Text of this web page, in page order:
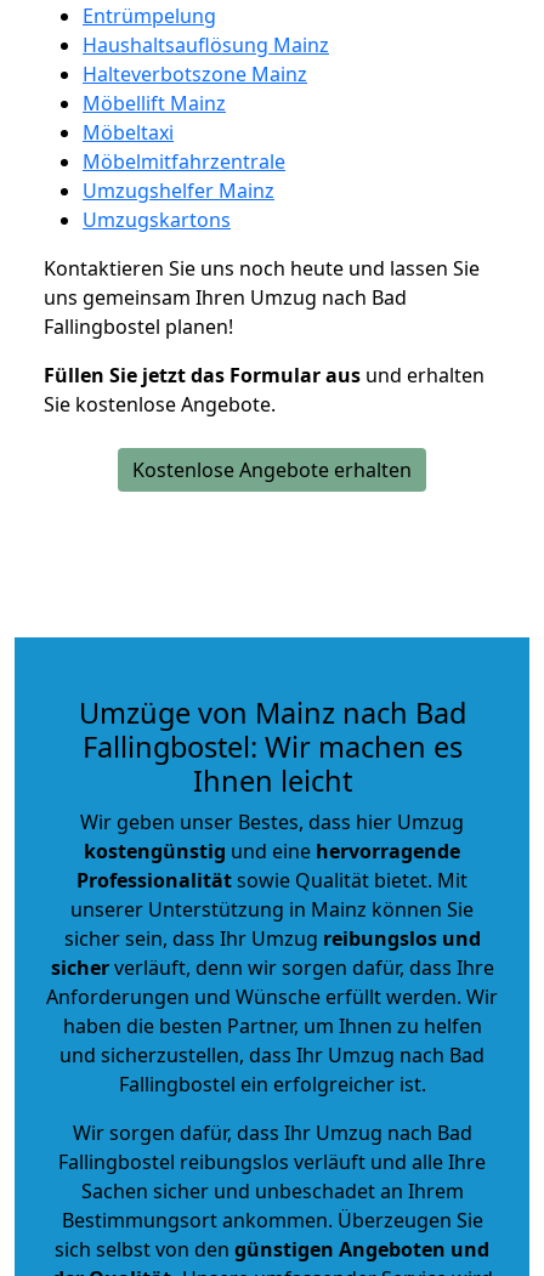
Entrümpelung
Haushaltsauflösung Mainz
Halteverbotszone Mainz
Möbellift Mainz
Möbeltaxi
Möbelmitfahrzentrale
Umzugshelfer Mainz
Umzugskartons
Kontaktieren Sie uns noch heute und lassen Sie
uns gemeinsam Ihren Umzug nach Bad
Fallingbostel planen!
Füllen Sie jetzt das Formular aus und erhalten
Sie kostenlose Angebote.
Kostenlose Angebote erhalten
Umzüge von Mainz nach Bad
Fallingbostel: Wir machen es
Ihnen leicht
Wir geben unser Bestes, dass hier Umzug
kostengünstig und eine hervorragende
Professionalitätsowie Qualität bietet. Mit
unserer Unterstützung in Mainz können Sie
sicher sein, dass Ihr Umzug reibungslos und
sicherverläuft, denn wir sorgen dafür, dass Ihre
Anforderungen und Wünsche erfüllt werden. Wir
haben die besten Partner, um Ihnen zu helfen
und sicherzustellen, dass Ihr Umzug nach Bad
Fallingbostel ein erfolgreicher ist.
Wir sorgen dafür, dass Ihr Umzug nach Bad
Fallingbostel reibungslos verläuft und alle Ihre
Sachen sicher und unbeschadet an Ihrem
Bestimmungsort ankommen. Überzeugen Sie
sich selbst von den günstigen Angeboten und